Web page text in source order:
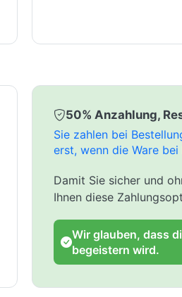
50% Anzahlung,
Sie zahlen bei
erst, wenn die Ware bei
Damit Sie sicher und
Ihnen diese
Wir glauben, dass
begeistern wird.